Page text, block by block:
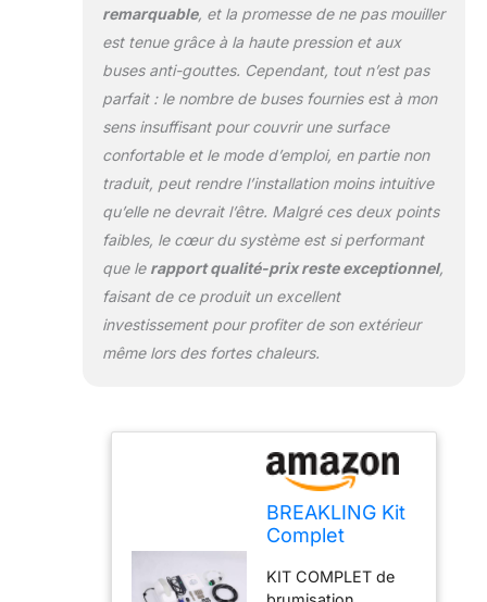
terrase, parasol,
serre, pergola. Vous
pouvez couvrir
20m² environ 50
BARS DE PRESSION
qui assure une
brume fine qui
rafraichit sans
mouiller. Seul une
pression de 50 bars
minimum peut
assurer une
mouille pas
TELECOMMANDE:
programmer à
PRESSION : La
pompe haute
pression 50 bars
permet une
uniforme et
remarquable, et la promesse de ne pas mouiller
est tenue grâce à la haute pression et aux
buses anti-gouttes. Cependant, tout n’est pas
parfait : le nombre de buses fournies est à mon
sens insuffisant pour couvrir une surface
confortable et le mode d’emploi, en partie non
traduit, peut rendre l’installation moins intuitive
qu’elle ne devrait l’être. Malgré ces deux points
faibles, le cœur du système est si performant
que le rapport qualité-prix reste exceptionnel,
faisant de ce produit un excellent
investissement pour profiter de son extérieur
même lors des fortes chaleurs.
BREAKLING Kit
Complet
terrasse Haute
KIT COMPLET de